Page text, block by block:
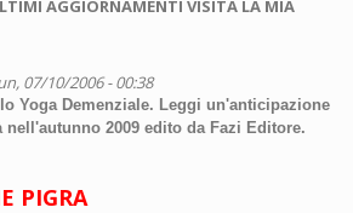
AGGIORNAMENTI VISITA LA MIA
07/10/2006 - 00:38
Yoga Demenziale. Leggi un'anticipazione
2009 edito da Fazi Editore.
PIGRA